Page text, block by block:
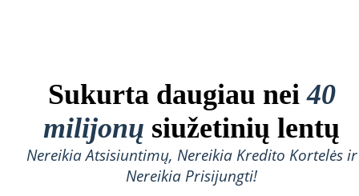
Sukurta daugiau nei40
milijonų siužetinių lentų
Nereikia Atsisiuntimų, Nereikia Kredito Kortelės ir
Nereikia Prisijungti!